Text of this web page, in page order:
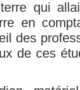
qui
en
des
de ces